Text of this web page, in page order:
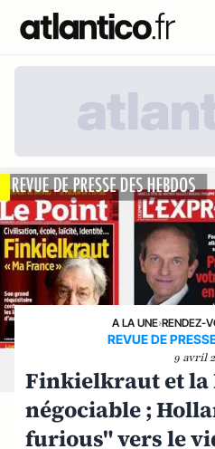
A LA UNE›RENDEZ-
REVUE DE
9 avril
Finkielkraut et la
négociable ;
furious" vers le